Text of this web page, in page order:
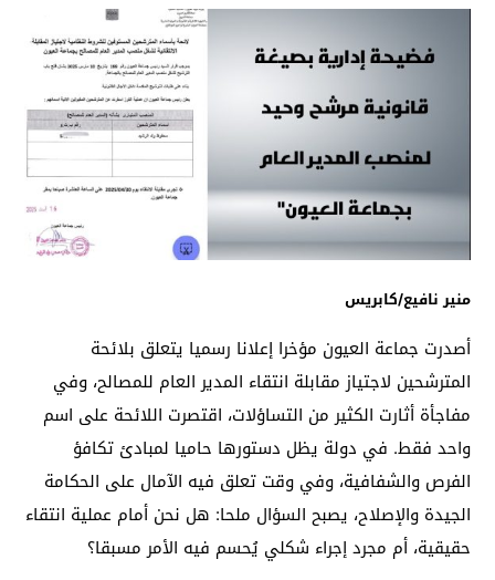
منير نافيع/كابريس
أصدرت جماعة العيون مؤخرا إعلانا رسميا يتعلق بلائحة
المترشحين لاجتياز مقابلة انتقاء المدير العام للمصالح، وفي
مفاجأة أثارت الكثير من التساؤلات، اقتصرت اللائحة على اسم
واحد فقط. في دولة يظل دستورها حاميا لمبادئ تكافؤ
الفرص والشفافية، وفي وقت تعلق فيه الآمال على الحكامة
الجيدة والإصلاح، يصبح السؤال ملحا: هل نحن أمام عملية انتقاء
حقيقية، أم مجرد إجراء شكلي يُحسم فيه الأمر مسبقا؟